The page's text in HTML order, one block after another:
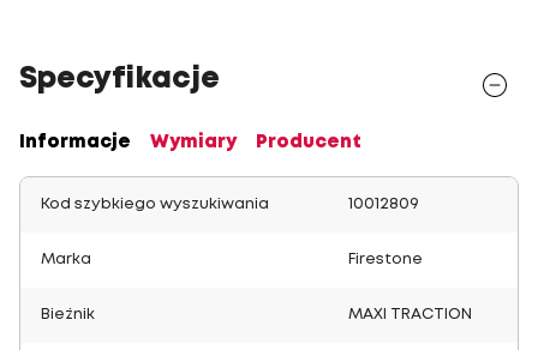
Specyfikacje
Informacje Wymiary Producent
Kod szybkiego wyszukiwania 10012809
Marka Firestone
Bieżnik MAXI TRACTION